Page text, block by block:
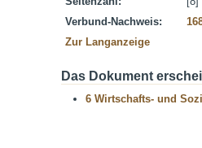
Verbund-Nachweis:
Zur Langanzeige
Das Dokument
6 Wirtschafts- und